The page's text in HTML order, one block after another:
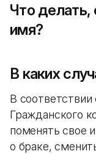
Что делать,
имя?
В каких
В соответствии
Гражданского
поменять свое
о браке,